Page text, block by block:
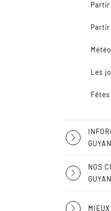
Partir
Partir
Les
NOS